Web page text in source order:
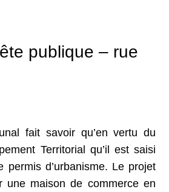
publique – rue
fait savoir qu’en vertu du
Territorial qu’il est saisi
permis d’urbanisme. Le projet
une maison de commerce en